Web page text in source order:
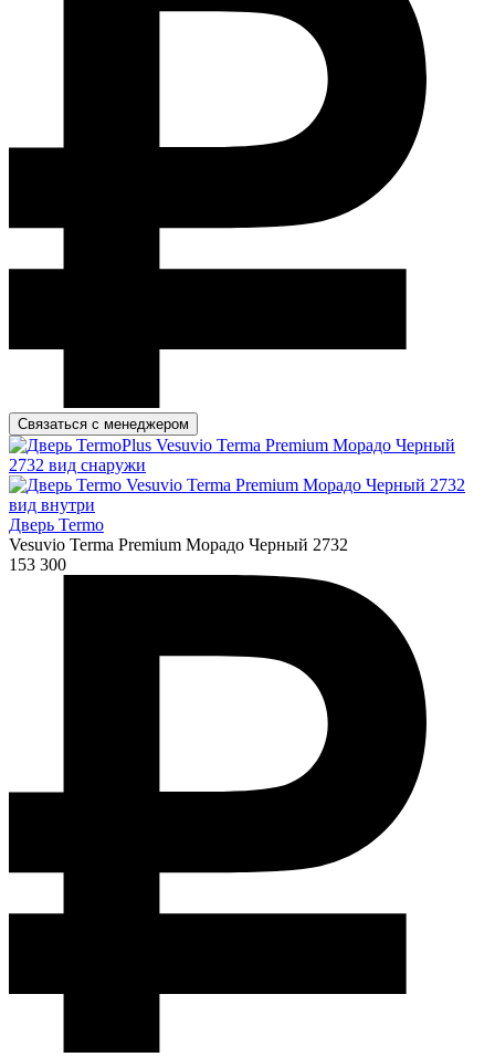
Связаться с менеджером
Дверь Termo
Vesuvio Terma Premium Морадо Черный 2732
153 300